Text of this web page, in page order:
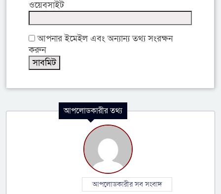
ওয়েবসাইট
আপনার ইমেইল এবং অন্যান্য তথ্য সংরক্ষন
করুন
আপলোডকারীর তথ্য
আপলোডকারীর সব সংবাদ